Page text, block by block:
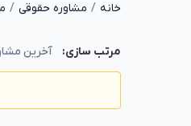
خانه مشاوره حقوقی
مرتب سازی: آخرین